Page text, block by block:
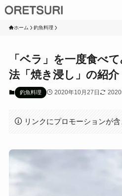
ホーム 釣魚料理
「ベラ」を一度食べ
法「焼き浸し」の紹介
釣魚料理 2020年10月27日
リンクにプロモーションが